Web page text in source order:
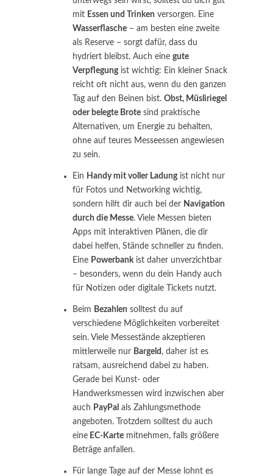
mit Essen und Trinken versorgen. Eine
Wasserflasche – am besten eine zweite
als Reserve – sorgt dafür, dass du
hydriert bleibst. Auch eine gute
Verpflegungist wichtig: Ein kleiner Snack
reicht oft nicht aus, wenn du den ganzen
Tag auf den Beinen bist. Obst, Müsliriegel
oder belegte Brote sind praktische
Alternativen, um Energie zu behalten,
ohne auf teures Messeessen angewiesen
zu sein.
Ein Handy mit voller Ladungist nicht nur
für Fotos und Networking wichtig,
sondern hilft dir auch bei der Navigation
durch die Messe. Viele Messen bieten
Apps mit interaktiven Plänen, die dir
dabei helfen, Stände schneller zu finden.
Eine Powerbankist daher unverzichtbar
– besonders, wenn du dein Handy auch
für Notizen oder digitale Tickets nutzt.
Beim Bezahlen solltest du auf
verschiedene Möglichkeiten vorbereitet
sein. Viele Messestände akzeptieren
mittlerweile nur Bargeld , daher ist es
ratsam, ausreichend dabei zu haben.
Gerade bei Kunst- oder
Handwerksmessen wird inzwischen aber
auch PayPal als Zahlungsmethode
angeboten. Trotzdem solltest du auch
eine EC-Karte mitnehmen, falls größere
Beträge anfallen.
Für lange Tage auf der Messe lohnt es